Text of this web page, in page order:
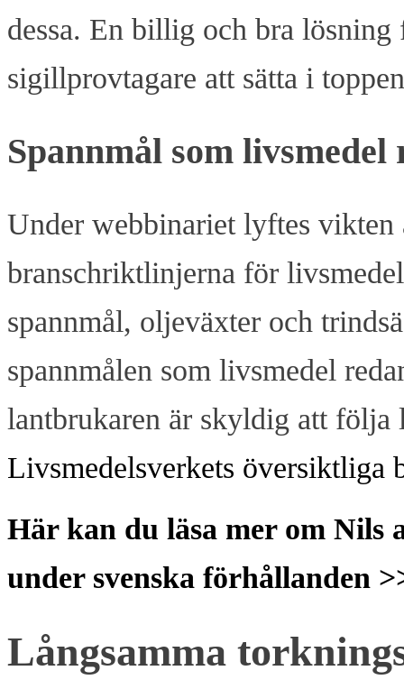
dessa. En billig och bra
sigillprovtagare att sätta i
Spannmål som livsmedel
Under webbinariet lyftes
branschriktlinjerna för
spannmål, oljeväxter och
spannmålen som livsmedel
lantbrukaren är skyldig att
Livsmedelsverkets översiktliga
Här kan du läsa mer om Nils
under svenska förhållanden
Långsamma